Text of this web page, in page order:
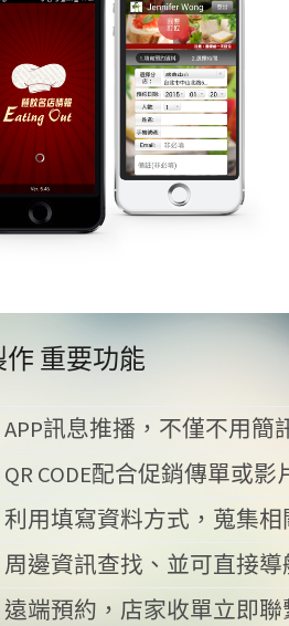
作 重要功能
APP訊息推播，不僅不用
QR CODE配合促銷傳單或
利用填寫資料方式，蒐集
周邊資訊查找、並可直接導
遠端預約，店家收單立即